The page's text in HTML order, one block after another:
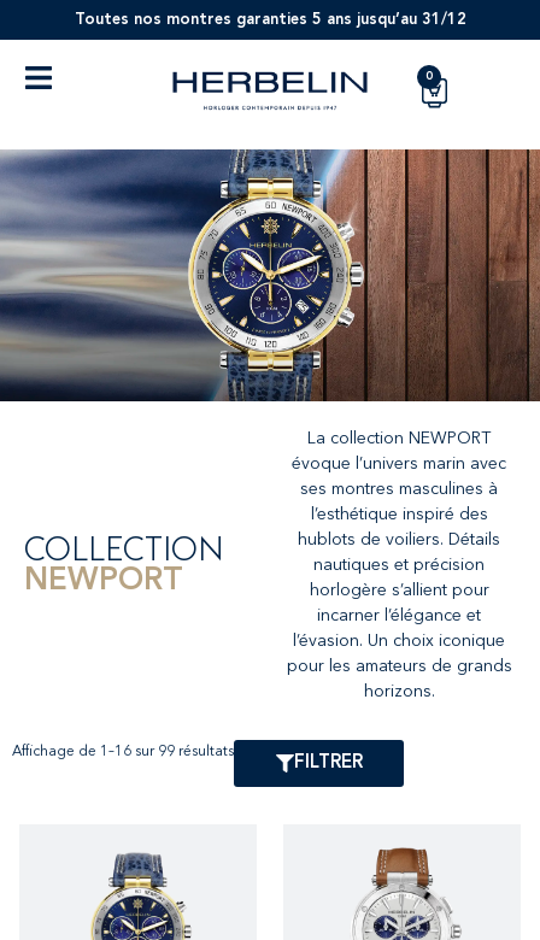
Toutes nos montres garanties 5 ans jusqu’au 31/12
0
COLLECTION
NEWPORT
La collection NEWPORT
évoque l’univers marin avec
ses montres masculines à
l’esthétique inspiré des
hublots de voiliers. Détails
nautiques et précision
horlogère s’allient pour
incarner l’élégance et
l’évasion. Un choix iconique
pour les amateurs de grands
horizons.
Affichage de 1–16 sur 99 résultats
FILTRER